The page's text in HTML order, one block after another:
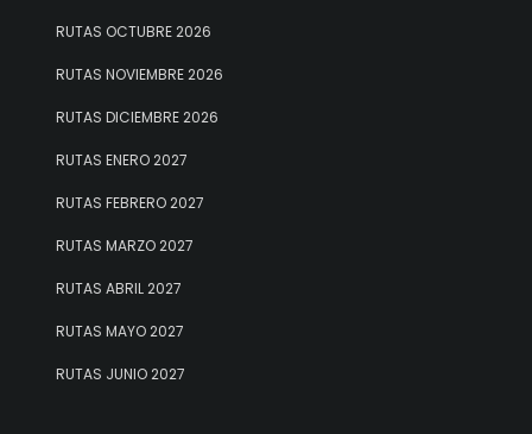
RUTAS OCTUBRE 2026
RUTAS NOVIEMBRE 2026
RUTAS DICIEMBRE 2026
RUTAS ENERO 2027
RUTAS FEBRERO 2027
RUTAS MARZO 2027
RUTAS ABRIL 2027
RUTAS MAYO 2027
RUTAS JUNIO 2027